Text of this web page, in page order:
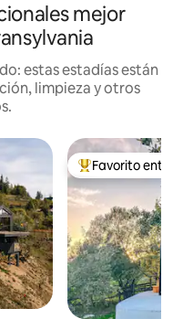
mejor
estas estadías están
limpieza y otros
Favorito entre
Favorito entre